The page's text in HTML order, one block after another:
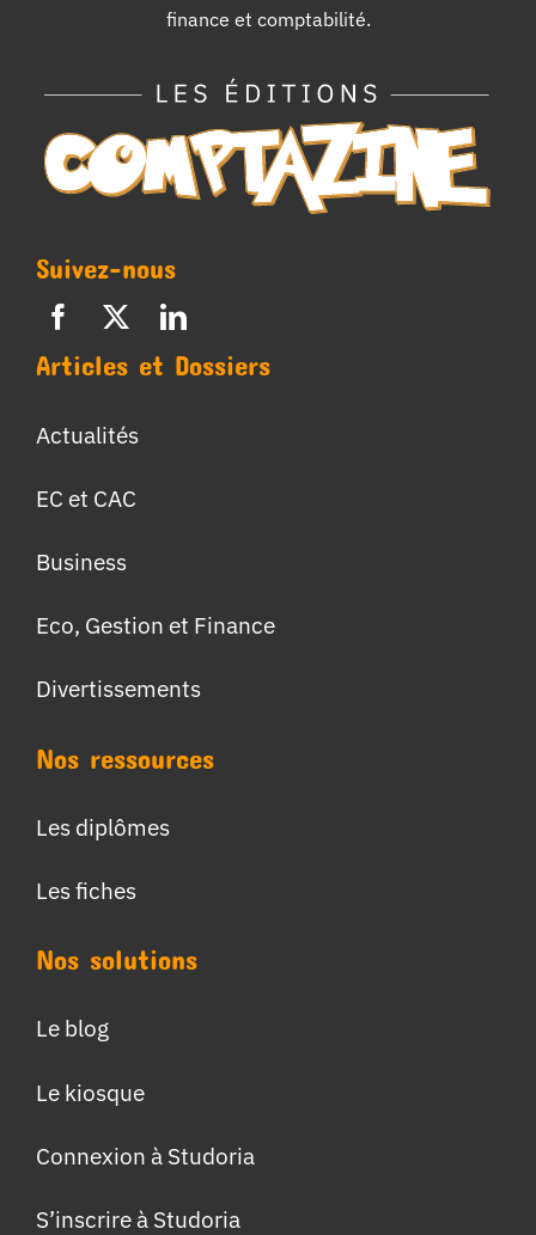
finance et comptabilité.
Suivez-nous
Articles et Dossiers
Actualités
EC et CAC
Business
Eco, Gestion et Finance
Divertissements
Nos ressources
Les diplômes
Les fiches
Nos solutions
Le blog
Le kiosque
Connexion à Studoria
S’inscrire à Studoria